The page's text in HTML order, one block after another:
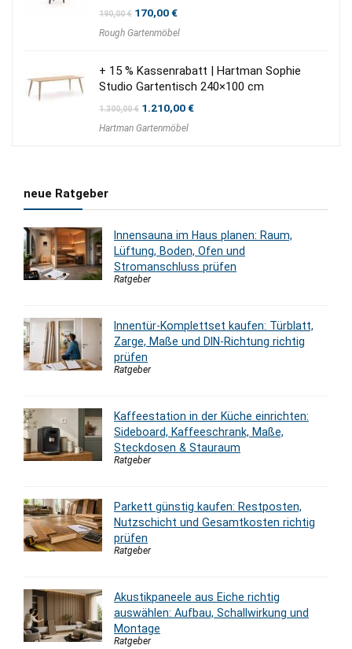
190,00€ Ursprünglicher
war:
170,00€Aktueller
ist:
Rough Gartenmöbel
+ 15 % Kassenrabatt | Hartman Sophie
Studio Gartentisch 240×100 cm
1.300,00€ Ursprünglicher
war:
1.210,00€Aktueller
Hartman Gartenmöbel
neue Ratgeber
Innensauna im Haus planen: Raum,
Lüftung, Boden, Ofen und
Stromanschluss prüfen
Ratgeber
Innentür-Komplettset kaufen: Türblatt,
Zarge, Maße und DIN-Richtung richtig
prüfen
Ratgeber
Kaffeestation in der Küche einrichten:
Sideboard, Kaffeeschrank, Maße,
Steckdosen & Stauraum
Ratgeber
Parkett günstig kaufen: Restposten,
Nutzschicht und Gesamtkosten richtig
prüfen
Ratgeber
Akustikpaneele aus Eiche richtig
auswählen: Aufbau, Schallwirkung und
Montage
Ratgeber